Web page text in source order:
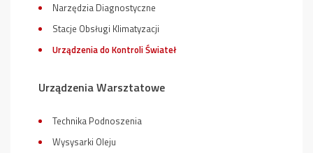
Narzędzia Diagnostyczne
Stacje Obsługi Klimatyzacji
Urządzenia do Kontroli Świateł
Urządzenia Warsztatowe
Technika Podnoszenia
Wysysarki Oleju